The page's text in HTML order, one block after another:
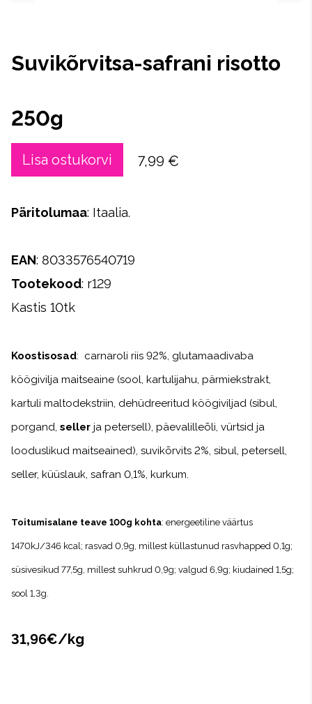
Suvikõrvitsa-safrani risotto
250g
Lisa ostukorvi 7,99 €
Päritolumaa: Itaalia.
EAN: 8033576540719
Tootekood: r129
Kastis 10tk
Koostisosad: carnaroli riis 92%, glutamaadivaba
köögivilja maitseaine (sool, kartulijahu, pärmiekstrakt,
kartuli maltodekstriin, dehüdreeritud köögiviljad (sibul,
porgand, seller ja petersell), päevalilleõli, vürtsid ja
looduslikud maitseained), suvikõrvits 2%, sibul, petersell,
seller, küüslauk, safran 0,1%, kurkum.
Toitumisalane teave 100g kohta: energeetiline väärtus
1470kJ/346 kcal; rasvad 0,9g, millest küllastunud rasvhapped 0,1g;
süsivesikud 77,5g, millest suhkrud 0,9g; valgud 6,9g; kiudained 1,5g;
sool 1,3g.
31,96€/kg